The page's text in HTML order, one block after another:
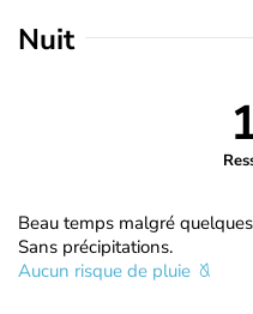
Nuit
Beau temps malgré
Sans précipitations.
Aucun risque de pluie